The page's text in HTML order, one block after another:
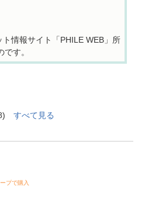
情報サイト「PHILE WEB」所
す。
) すべて見る
プで購入